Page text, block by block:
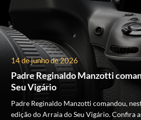
14 de junho de 2026
Padre Reginaldo Manzotti
Seu Vigário
Padre Reginaldo Manzotti comandou,
edição do Arraia do Seu Vigário. Confira